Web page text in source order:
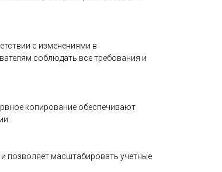
с изменениями в
соблюдать все требования и
копирование обеспечивают
позволяет масштабировать учетные